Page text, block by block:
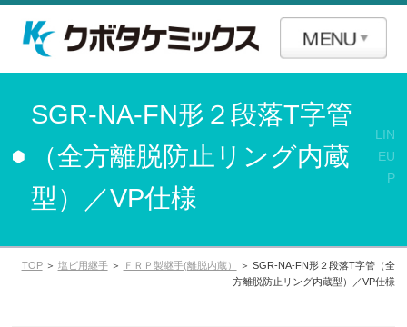
SGR-NA-FN形２段落T字管
（全方離脱防止リング内蔵
型）／VP仕様
LIN
EU
P
TOP＞ 塩ビ用継手＞ ＦＲＰ製継手(離脱内蔵）
＞ SGR-NA-FN形２段落T字管（全
方離脱防止リング内蔵型）／VP仕様